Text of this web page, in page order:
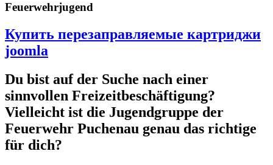
Feuerwehrjugend
Купить перезаправляемые картриджи
joomla
Du bist auf der Suche nach einer
sinnvollen Freizeitbeschäftigung?
Vielleicht ist die Jugendgruppe der
Feuerwehr Puchenau genau das richtige
für dich?